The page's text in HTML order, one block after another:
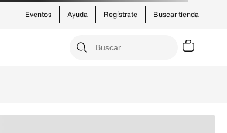
Buscar tienda
Ayuda Regístrate
Eventos